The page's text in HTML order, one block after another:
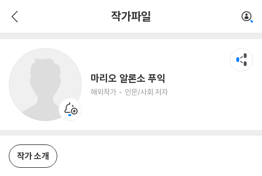
작가파일
마리오 알론소 푸익
해외작가 인문/사회 저자
인문/사회 저자
작가 소개